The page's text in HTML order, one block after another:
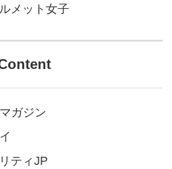
車スペースに対し、進入角度...
メット女子
ガジン
ティJP